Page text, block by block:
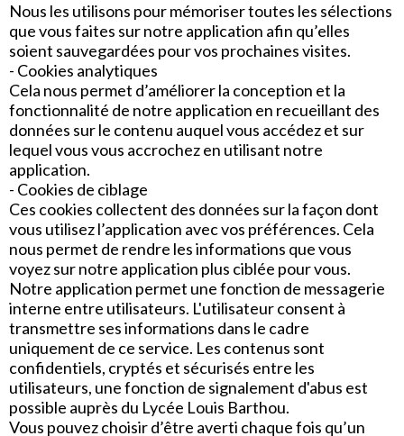
Nous les utilisons pour mémoriser toutes les sélections
que vous faites sur notre application afin qu’elles
soient sauvegardées pour vos prochaines visites.
- Cookies analytiques
Cela nous permet d’améliorer la conception et la
fonctionnalité de notre application en recueillant des
données sur le contenu auquel vous accédez et sur
lequel vous vous accrochez en utilisant notre
application.
- Cookies de ciblage
Ces cookies collectent des données sur la façon dont
vous utilisez l’application avec vos préférences. Cela
nous permet de rendre les informations que vous
voyez sur notre application plus ciblée pour vous.
Notre application permet une fonction de messagerie
interne entre utilisateurs. L'utilisateur consent à
transmettre ses informations dans le cadre
uniquement de ce service. Les contenus sont
confidentiels, cryptés et sécurisés entre les
utilisateurs, une fonction de signalement d'abus est
possible auprès du Lycée Louis Barthou.
Vous pouvez choisir d’être averti chaque fois qu’un